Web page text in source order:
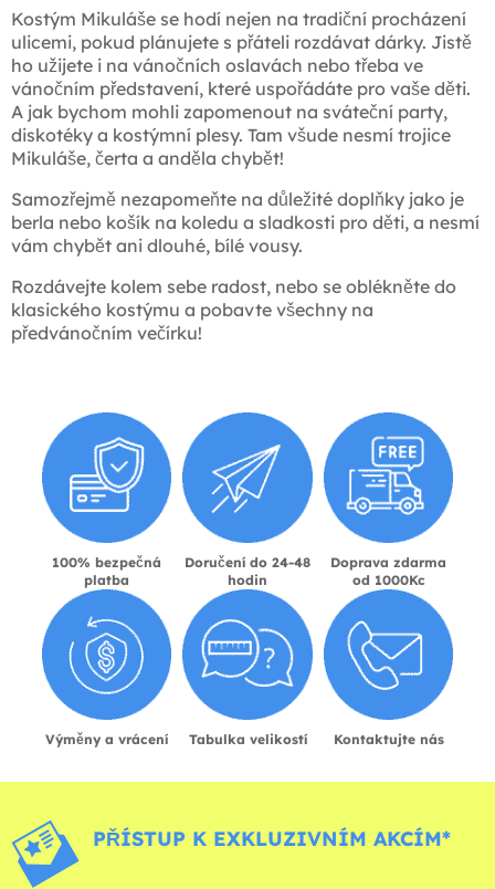
Kostým Mikuláše se hodí nejen na tradiční procházení
ulicemi, pokud plánujete s přáteli rozdávat dárky. Jistě
ho užijete i na vánočních oslavách nebo třeba ve
vánočním představení, které uspořádáte pro vaše děti.
A jak bychom mohli zapomenout na sváteční party,
diskotéky a kostýmní plesy. Tam všude nesmí trojice
Mikuláše, čerta a anděla chybět!
Samozřejmě nezapomeňte na důležité doplňky jako je
berla nebo košík na koledu a sladkosti pro děti, a nesmí
vám chybět ani dlouhé, bílé vousy.
Rozdávejte kolem sebe radost, nebo se oblékněte do
klasického kostýmu a pobavte všechny na
předvánočním večírku!
100% bezpečná
platba
Doručení do 24-48
hodin
Doprava zdarma
od 1000Kc
Výměny a vrácení Tabulka velikostí Kontaktujte nás
PŘÍSTUP K EXKLUZIVNÍM AKCÍM*